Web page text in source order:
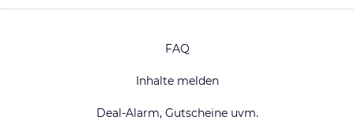
FAQ
Inhalte melden
Deal-Alarm, Gutscheine uvm.